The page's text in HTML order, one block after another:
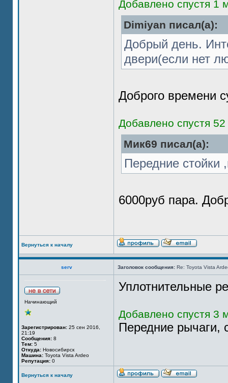
Добавлено спустя 1
Dimiyan писал(а):
Добрый день.
двери(если нет
Доброго времени
Добавлено спустя
Мик69 писал(а):
Передние стойки
6000руб пара.
Вернуться к началу
serv Заголовок сообщения: Re: Toyota Vista
Начинающий
Зарегистрирован: 25 сен 2016,
21:19
Сообщения: 8
Тем: 5
Откуда: Новосибирск
Машина: Toyota Vista Ardeo
Репутация: 0
Уплотнительные
Добавлено спустя 3
Передние рычаги,
Вернуться к началу